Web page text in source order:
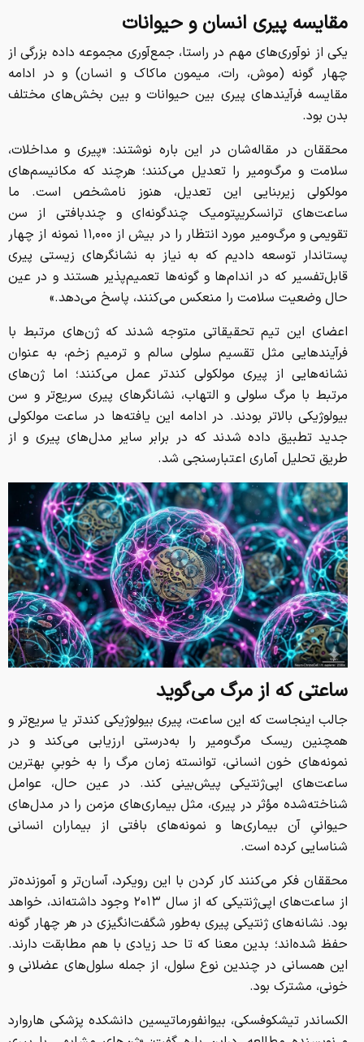
مقایسه پیری انسان و حیوانات
یکی از نوآوری‌های مهم در راستا، جمع‌آوری مجموعه داده بزرگی از
چهار گونه (موش‌، رات‌، میمون‌ ماکاک و انسان‌) و در ادامه
مقایسه فرآیندهای پیری بین حیوانات و بین بخش‌های مختلف
بدن بود.
محققان در مقاله‌شان در این باره نوشتند: «پیری و مداخلات،
سلامت و مرگ‌ومیر را تعدیل می‌کنند؛ هرچند که مکانیسم‌های
مولکولی زیربنایی این تعدیل، هنوز نامشخص است. ما
ساعت‌های ترانسکریپتومیک چندگونه‌ای و چندبافتی از سن
تقویمی و مرگ‌ومیر مورد انتظار را در بیش از ۱۱,۰۰۰ نمونه از چهار
پستاندار توسعه دادیم که به نیاز به نشانگرهای زیستی پیری
قابل‌تفسیر که در اندام‌ها و گونه‌ها تعمیم‌پذیر هستند و در عین
حال وضعیت سلامت را منعکس می‌کنند، پاسخ می‌دهد.»
اعضای این تیم تحقیقاتی متوجه شدند که ژن‌های مرتبط با
فرآیندهایی مثل تقسیم سلولی سالم و ترمیم زخم، به عنوان
نشانه‌هایی از پیری مولکولی کندتر عمل می‌کنند؛ اما ژن‌های
مرتبط با مرگ سلولی و التهاب، نشانگرهای پیری سریع‌تر و سن
بیولوژیکی بالاتر بودند. در ادامه این یافته‌ها در ساعت مولکولی
جدید تطبیق داده شدند که در برابر سایر مدل‌های پیری و از
طریق تحلیل آماری اعتبارسنجی شد.
ساعتی که از مرگ می‌گوید
جالب اینجاست که این ساعت، پیری بیولوژیکی کندتر یا سریع‌تر و
همچنین ریسک مرگ‌ومیر را به‌درستی ارزیابی می‌کند و در
نمونه‌های خون انسانی، توانسته زمان مرگ را به خوبیِ بهترین
ساعت‌های اپی‌ژنتیکی پیش‌بینی کند. در عین حال، عوامل
شناخته‌شده مؤثر در پیری، مثل بیماری‌های مزمن را در مدل‌های
حیوانیِ آن بیماری‌ها و نمونه‌های بافتی از بیماران انسانی
شناسایی کرده است.
محققان فکر می‌کنند کار کردن با این رویکرد، آسان‌تر و آموزنده‌تر
از ساعت‌های اپی‌ژنتیکی که از سال ۲۰۱۳ وجود داشته‌اند، خواهد
بود. نشانه‌های ژنتیکی پیری به‌طور شگفت‌انگیزی در هر چهار گونه
حفظ شده‌اند؛ بدین معنا که تا حد زیادی با هم مطابقت دارند.
این همسانی در چندین نوع سلول، از جمله سلول‌های عضلانی و
خونی، مشترک بود.
الکساندر تیشکوفسکی، بیوانفورماتیسین دانشکده پزشکی هاروارد